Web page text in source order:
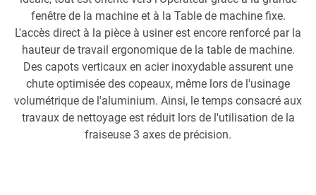
fenêtre de la machine et à la Table de machine fixe.
L'accès direct à la pièce à usiner est encore renforcé par la
hauteur de travail ergonomique de la table de machine.
Des capots verticaux en acier inoxydable assurent une
chute optimisée des copeaux, même lors de l'usinage
volumétrique de l'aluminium. Ainsi, le temps consacré aux
travaux de nettoyage est réduit lors de l'utilisation de la
fraiseuse 3 axes de précision.